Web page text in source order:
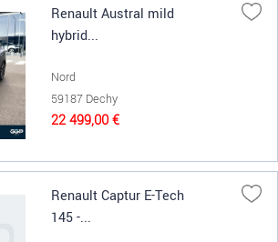
Renault Austral mild
hybrid...
Nord
59187 Dechy
22 499,00 €
Renault Captur E-Tech
145 -...